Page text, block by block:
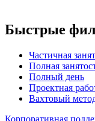
Быстрые
Частичная
Полная
Полный день
Проектная
Вахтовый
Корпоративная